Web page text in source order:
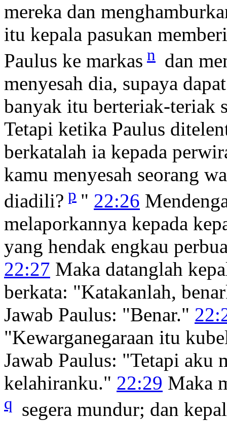
mereka dan
itu kepala pasukan
Paulus ke markas n dan
menyesah dia, supaya
banyak itu berteriak-teriak
Tetapi ketika Paulus
berkatalah ia kepada
kamu menyesah seorang
diadili? p " 22:26
melaporkannya kepada
yang hendak engkau
22:27 Maka datanglah
berkata: "Katakanlah,
Jawab Paulus: "Benar."
"Kewarganegaraan itu
Jawab Paulus: "Tetapi aku
kelahiranku." 22:29 Maka
q segera mundur; dan